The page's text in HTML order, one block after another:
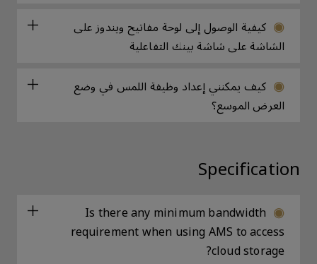
كيفية الوصول إلى لوحة مفاتيح ويندوز على
الشاشة على شاشة بينك التفاعلية
كيف يمكنني إعداد وظيفة اللمس في وضع
العرض الموسع؟
Specification
Is there any minimum bandwidth
requirement when using AMS to access
cloud storage?